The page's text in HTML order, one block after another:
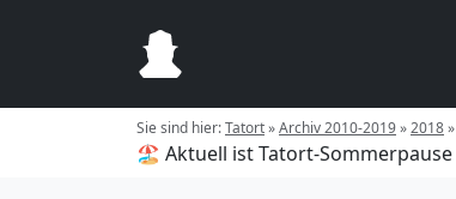
Sie sind hier:Tatort»Archiv 2010-2019»2018»
🏖️ Aktuell ist Tatort-Sommerpause